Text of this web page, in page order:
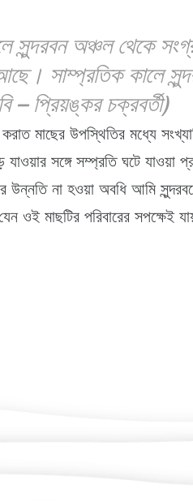
সুন্দরবন অঞ্চল থেকে
সাম্প্রতিক কালে
– প্রিয়ঙ্কর চক্রবর্তী)
মাছের উপস্থিতির মধ্যে
সঙ্গে সম্প্রতি ঘটে যাওয়া
না হওয়া অবধি আমি
ওই মাছটির পরিবারের সপক্ষেই